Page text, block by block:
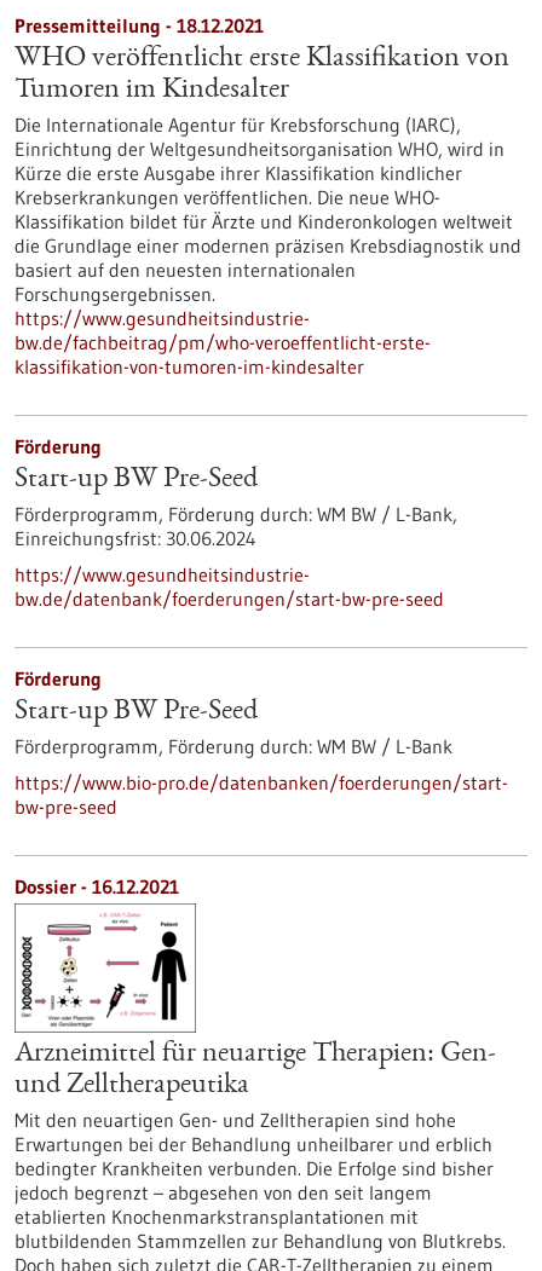
Pressemitteilung - 18.12.2021
WHO veröffentlicht erste Klassifikation von
Tumoren im Kindesalter
Die Internationale Agentur für Krebsforschung (IARC),
Einrichtung der Weltgesundheitsorganisation WHO, wird in
Kürze die erste Ausgabe ihrer Klassifikation kindlicher
Krebserkrankungen veröffentlichen. Die neue WHO-
Klassifikation bildet für Ärzte und Kinderonkologen weltweit
die Grundlage einer modernen präzisen Krebsdiagnostik und
basiert auf den neuesten internationalen
Forschungsergebnissen.
https://www.gesundheitsindustrie-
bw.de/fachbeitrag/pm/who-veroeffentlicht-erste-
klassifikation-von-tumoren-im-kindesalter
Förderung
Start-up BW Pre-Seed
Förderprogramm, Förderung durch: WM BW / L-Bank,
Einreichungsfrist: 30.06.2024
https://www.gesundheitsindustrie-
bw.de/datenbank/foerderungen/start-bw-pre-seed
Förderung
Start-up BW Pre-Seed
Förderprogramm, Förderung durch: WM BW / L-Bank
https://www.bio-pro.de/datenbanken/foerderungen/start-
bw-pre-seed
Dossier - 16.12.2021
Arzneimittel für neuartige Therapien: Gen-
und Zelltherapeutika
Mit den neuartigen Gen- und Zelltherapien sind hohe
Erwartungen bei der Behandlung unheilbarer und erblich
bedingter Krankheiten verbunden. Die Erfolge sind bisher
jedoch begrenzt – abgesehen von den seit langem
etablierten Knochenmarkstransplantationen mit
blutbildenden Stammzellen zur Behandlung von Blutkrebs.
Doch haben sich zuletzt die CAR-T-Zelltherapien zu einem